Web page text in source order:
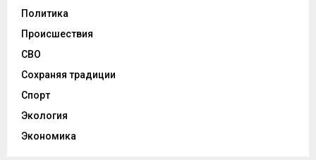
Политика
Происшествия
СВО
Сохраняя традиции
Спорт
Экология
Экономика